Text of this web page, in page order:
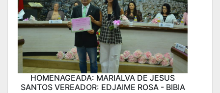
HOMENAGEADA: MARIALVA DE JESUS
SANTOS VEREADOR: EDJAIME ROSA - BIBIA